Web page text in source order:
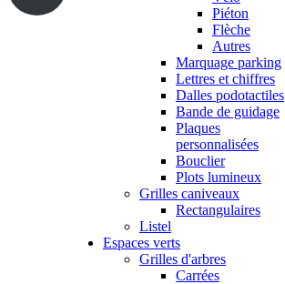
Piéton
Flèche
Autres
Marquage parking
Lettres et chiffres
Dalles podotactiles
Bande de guidage
Plaques
personnalisées
Bouclier
Plots lumineux
Grilles caniveaux
Rectangulaires
Listel
Espaces verts
Grilles d'arbres
Carrées